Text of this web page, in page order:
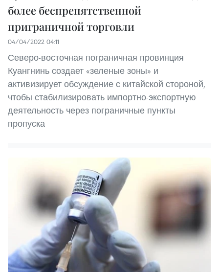
более беспрепятственной
приграничной торговли
04/04/2022 04:11
Северо-восточная пограничная провинция
Куангнинь создает «зеленые зоны» и
активизирует обсуждение с китайской стороной,
чтобы стабилизировать импортно-экспортную
деятельность через пограничные пункты
пропуска